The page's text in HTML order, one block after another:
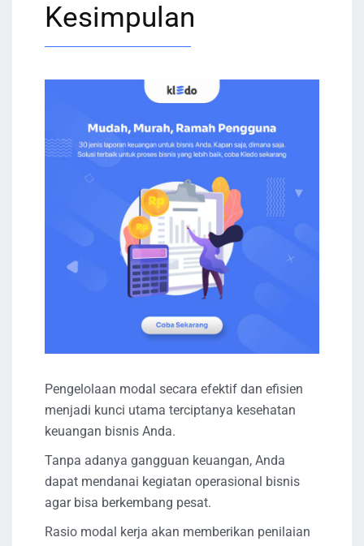
Kesimpulan
Pengelolaan modal secara efektif dan efisien
menjadi kunci utama terciptanya kesehatan
keuangan bisnis Anda.
Tanpa adanya gangguan keuangan, Anda
dapat mendanai kegiatan operasional bisnis
agar bisa berkembang pesat.
Rasio modal kerja akan memberikan penilaian